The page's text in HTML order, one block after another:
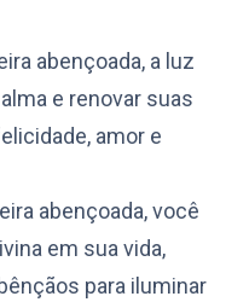
abençoada, a luz
e renovar suas
amor e
abençoada, você
em sua vida,
para iluminar